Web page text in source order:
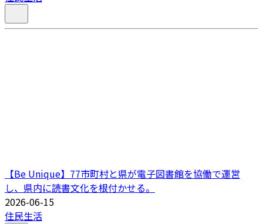
【Be Unique】77市町村と県が電子図書館を協働で運営
し、県内に読書文化を根付かせる。
2026-06-15
住民生活